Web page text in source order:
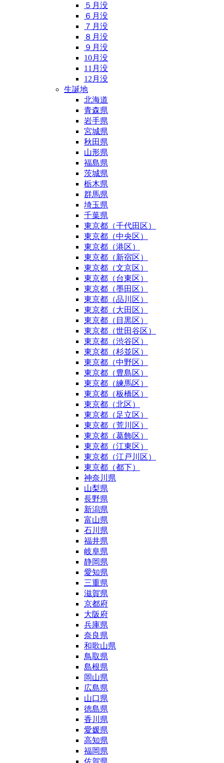
５月没
６月没
７月没
８月没
９月没
10月没
11月没
12月没
生誕地
北海道
青森県
岩手県
宮城県
秋田県
山形県
福島県
茨城県
栃木県
群馬県
埼玉県
千葉県
東京都（千代田区）
東京都（中央区）
東京都（港区）
東京都（新宿区）
東京都（文京区）
東京都（台東区）
東京都（墨田区）
東京都（品川区）
東京都（大田区）
東京都（目黒区）
東京都（世田谷区）
東京都（渋谷区）
東京都（杉並区）
東京都（中野区）
東京都（豊島区）
東京都（練馬区）
東京都（板橋区）
東京都（北区）
東京都（足立区）
東京都（荒川区）
東京都（葛飾区）
東京都（江東区）
東京都（江戸川区）
東京都（都下）
神奈川県
山梨県
長野県
新潟県
富山県
石川県
福井県
岐阜県
静岡県
愛知県
三重県
滋賀県
京都府
大阪府
兵庫県
奈良県
和歌山県
鳥取県
島根県
岡山県
広島県
山口県
徳島県
香川県
愛媛県
高知県
福岡県